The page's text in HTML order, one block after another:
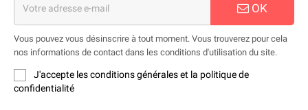
OK
Vous pouvez vous désinscrire à tout moment. Vous trouverez pour cela
nos informations de contact dans les conditions d'utilisation du site.
J'accepte les conditions générales et la politique de
confidentialité